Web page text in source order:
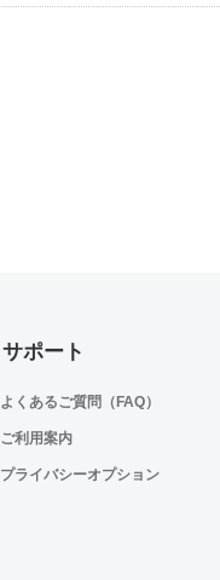
サポート
よくあるご質問（FAQ）
ご利用案内
プライバシーオプション